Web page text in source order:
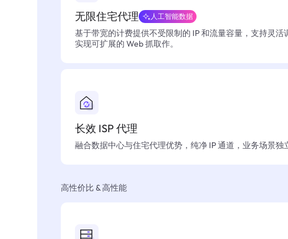
无限住宅代理 人工智能数据
基于带宽的计费提供不受限制的 IP 和流量容量，支持灵
实现可扩展的 Web 抓取作。
长效 ISP 代理
融合数据中心与住宅代理优势，纯净 IP 通道，业务场景独
高性价比 & 高性能